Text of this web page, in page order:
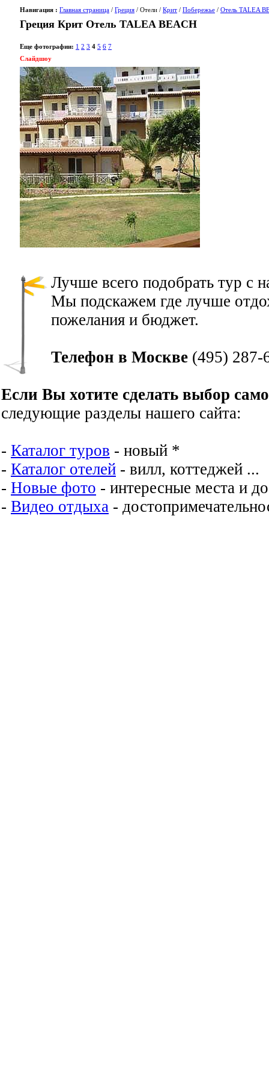
Навигация : Главная страница / Греция / Отели / Крит / Побережье / Отель TALEA
Греция Крит Отель TALEA BEACH
Еще фотографии: 1 2 3 4 5 6 7
Слайдшоу
Лучше всего подобрать тур с
Мы подскажем где лучше
пожелания и бюджет.
Телефон в Москве (495) 287-
Если Вы хотите сделать выбор
следующие разделы нашего сайта:
- Каталог туров - новый *
- Каталог отелей - вилл, коттеджей ...
- Новые фото - интересные места и
- Видео отдыха -